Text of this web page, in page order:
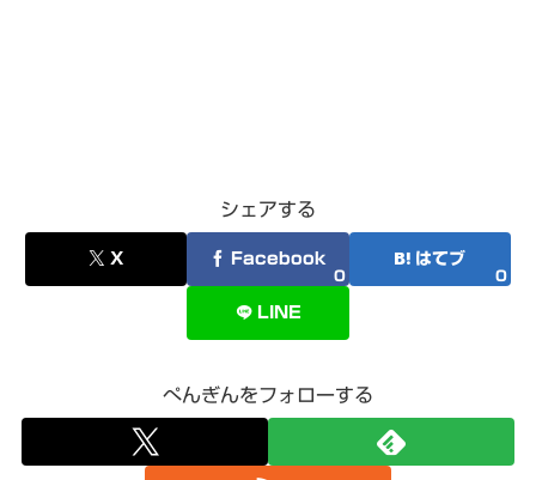
シェアする
X Facebook
0
はてブ
0
LINE
ぺんぎんをフォローする